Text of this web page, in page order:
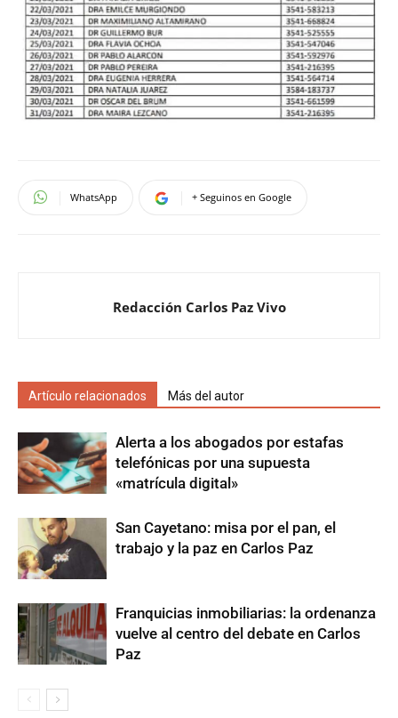
WhatsApp + Seguinos en Google
Redacción Carlos Paz Vivo
Artículo relacionados Más del autor
Alerta a los abogados por estafas
telefónicas por una supuesta
«matrícula digital»
San Cayetano: misa por el pan, el
trabajo y la paz en Carlos Paz
Franquicias inmobiliarias: la ordenanza
vuelve al centro del debate en Carlos
Paz